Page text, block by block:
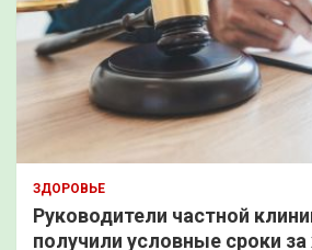
ЗДОРОВЬЕ
Руководители частной
получили условные сроки